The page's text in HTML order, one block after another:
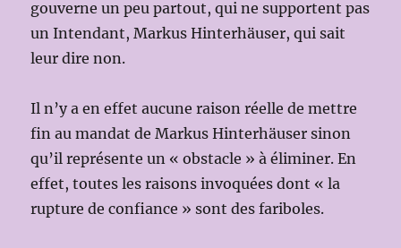
gouverne un peu partout, qui ne supportent pas
un Intendant, Markus Hinterhäuser, qui sait
leur dire non.
Il n’y a en effet aucune raison réelle de mettre
fin au mandat de Markus Hinterhäuser sinon
qu’il représente un « obstacle » à éliminer. En
effet, toutes les raisons invoquées dont « la
rupture de confiance » sont des fariboles.